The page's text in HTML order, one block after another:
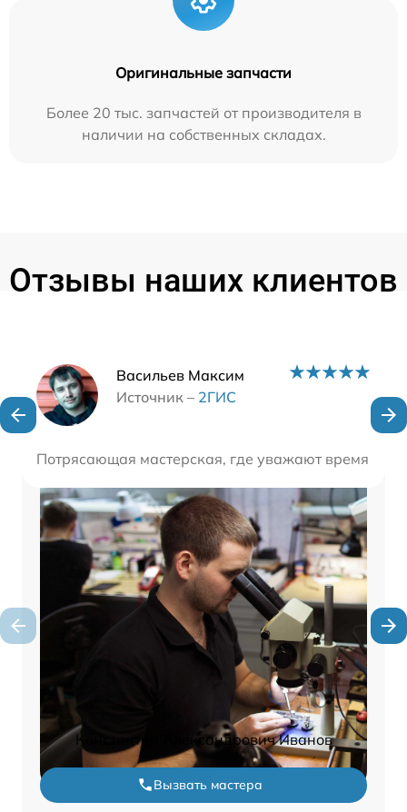
Оригинальные запчасти
Более 20 тыс. запчастей от производителя в
наличии на собственных складах.
Отзывы наших клиентов
Васильев Максим
Источник – 2ГИС
Потрясающая мастерская, где уважают время
Наши мастера
Константин Александрович Иванов
Вызвать мастера